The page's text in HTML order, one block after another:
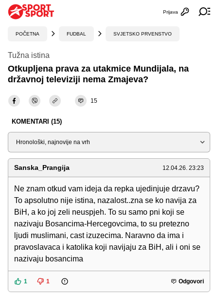
Otvori
Prijava
POČETNA FUDBAL SVJETSKO PRVENSTVO
Tužna istina
Otkupljena prava za utakmice Mundijala, na
državnoj televiziji nema Zmajeva?
15
KOMENTARI (15)
Sortiraj
Sanska_Prangija 12.04.26. 23:23
Ne znam otkud vam ideja da repka ujedinjuje drzavu?
To apsolutno nije istina, nazalost..zna se ko navija za
BiH, a ko joj zeli neuspjeh. To su samo pni koji se
nazivaju Bosancima-Hercegovcima, to su pretezno
ljudi muslimani, cast izuzecima. Naravno da ima i
pravoslavaca i katolika koji navijaju za BiH, ali i oni se
nazivaju bosancima
1 1 Odgovori